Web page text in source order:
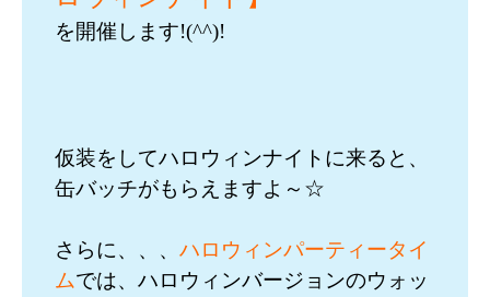
を開催します!(^^)!
仮装をしてハロウィンナイトに来ると、
缶バッチがもらえますよ～☆
さらに、、、 ハロウィンパーティータイ
ムでは、ハロウィンバージョンのウォッ